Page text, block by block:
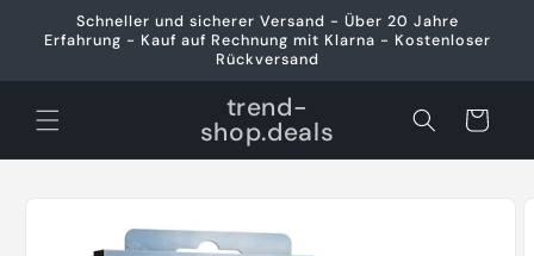
Inhalt
Schneller und sicherer Versand - Über 20 Jahre
Erfahrung - Kauf auf Rechnung mit Klarna - Kostenloser
Rückversand
trend-
shop.deals Warenkorb